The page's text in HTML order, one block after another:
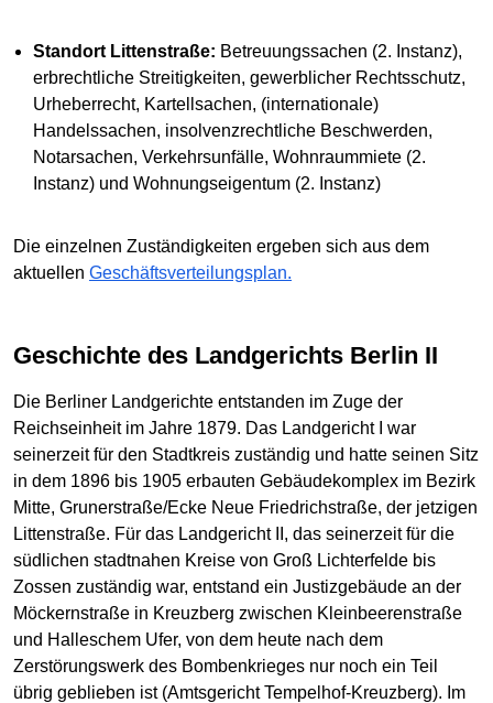
Standort Littenstraße: Betreuungssachen (2. Instanz),
erbrechtliche Streitigkeiten, gewerblicher Rechtsschutz,
Urheberrecht, Kartellsachen, (internationale)
Handelssachen, insolvenzrechtliche Beschwerden,
Notarsachen, Verkehrsunfälle, Wohnraummiete (2.
Instanz) und Wohnungseigentum (2. Instanz)
Die einzelnen Zuständigkeiten ergeben sich aus dem
aktuellen Geschäftsverteilungsplan.
Geschichte des Landgerichts Berlin II
Die Berliner Landgerichte entstanden im Zuge der
Reichseinheit im Jahre 1879. Das Landgericht I war
seinerzeit für den Stadtkreis zuständig und hatte seinen Sitz
in dem 1896 bis 1905 erbauten Gebäudekomplex im Bezirk
Mitte, Grunerstraße/Ecke Neue Friedrichstraße, der jetzigen
Littenstraße. Für das Landgericht II, das seinerzeit für die
südlichen stadtnahen Kreise von Groß Lichterfelde bis
Zossen zuständig war, entstand ein Justizgebäude an der
Möckernstraße in Kreuzberg zwischen Kleinbeerenstraße
und Halleschem Ufer, von dem heute nach dem
Zerstörungswerk des Bombenkrieges nur noch ein Teil
übrig geblieben ist (Amtsgericht Tempelhof-Kreuzberg). Im